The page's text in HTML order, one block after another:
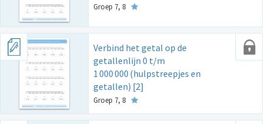
Groep 7, 8
Verbind het getal op de
getallenlijn 0 t/m
1000000 (hulpstreepjes en
getallen) [2]
Groep 7, 8